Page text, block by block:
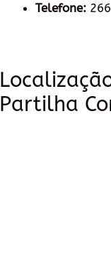
Telefone:
Partilha